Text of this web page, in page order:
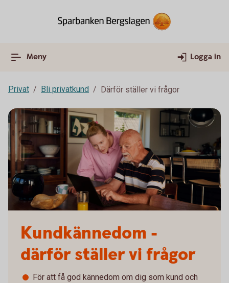
Meny Logga in
Privat Bli privatkund Därför ställer vi frågor
Kundkännedom -
därför ställer vi frågor
För att få god kännedom om dig som kund och